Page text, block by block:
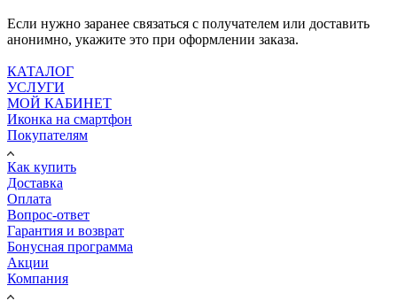
Если нужно заранее связаться с получателем или доставить
анонимно, укажите это при оформлении заказа.
КАТАЛОГ
УСЛУГИ
МОЙ КАБИНЕТ
Иконка на смартфон
Покупателям
Как купить
Доставка
Оплата
Вопрос-ответ
Гарантия и возврат
Бонусная программа
Акции
Компания